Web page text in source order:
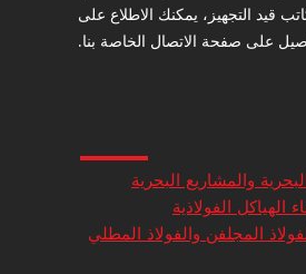
قيد التجهيز، يمكنك الاطلاع على
على صفحة الاتصال الخاصة بنا.
والمشاريع البحرية
الهياكل الفولاذية
المجلفن والفولاذ المطلي